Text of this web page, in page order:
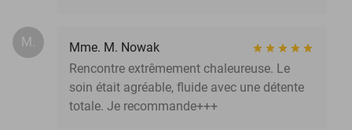
M.
Mme. M. Nowak
Rencontre extrêmement chaleureuse. Le
soin était agréable, fluide avec une détente
totale. Je recommande+++